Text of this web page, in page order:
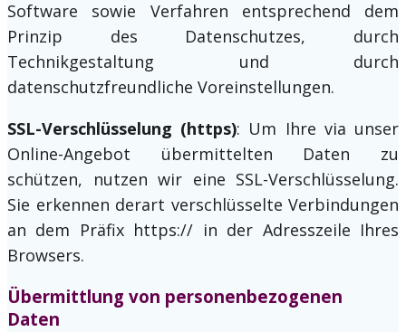
Software sowie Verfahren entsprechend dem
Prinzip des Datenschutzes, durch
Technikgestaltung und durch
datenschutzfreundliche Voreinstellungen.
SSL-Verschlüsselung (https): Um Ihre via unser
Online-Angebot übermittelten Daten zu
schützen, nutzen wir eine SSL-Verschlüsselung.
Sie erkennen derart verschlüsselte Verbindungen
an dem Präfix https:// in der Adresszeile Ihres
Browsers.
Übermittlung von personenbezogenen
Daten